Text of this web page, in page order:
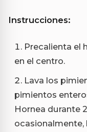
Instrucciones:
Precalienta el
en el centro.
Lava los
pimientos
Hornea durante
ocasionalmente,